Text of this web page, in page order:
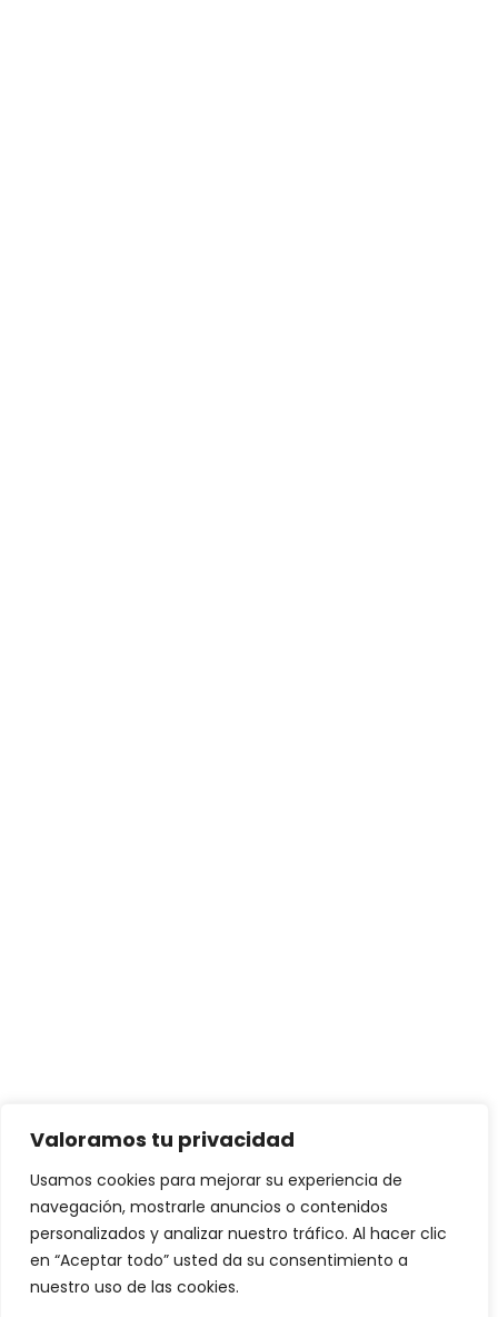
Valoramos tu privacidad
Usamos cookies para mejorar su experiencia de
navegación, mostrarle anuncios o contenidos
personalizados y analizar nuestro tráfico. Al hacer clic
en “Aceptar todo” usted da su consentimiento a
nuestro uso de las cookies.